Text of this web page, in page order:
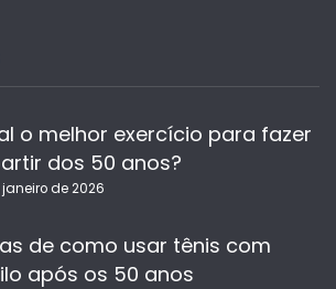
o melhor exercício para fazer
dos 50 anos?
de 2026
de como usar tênis com
após os 50 anos